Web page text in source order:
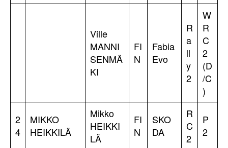
Ville
MANNI
SENMÄ
KI
FI
N
Fabia
Evo
R
a
ll
y
2
W
R
C
2
(D
/C
)
2
4
MIKKO
HEIKKILÄ
Mikko
HEIKKI
LÄ
FI
N
SKO
DA
R
C
2
P
2